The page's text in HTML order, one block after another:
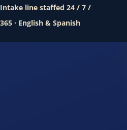
Intake line staffed 24 / 7 /
365 · English & Spanish